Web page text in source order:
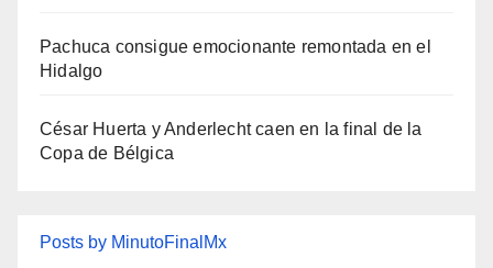
Pachuca consigue emocionante remontada en el
Hidalgo
César Huerta y Anderlecht caen en la final de la
Copa de Bélgica
Posts by MinutoFinalMx